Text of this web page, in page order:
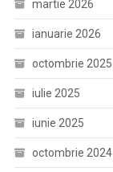
martie 2026
ianuarie 2026
octombrie 2025
iulie 2025
iunie 2025
octombrie 2024